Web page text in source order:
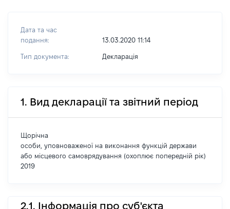
Дата та час
подання:
13.03.2020 11:14
Тип документа: Декларація
1. Вид декларації та звітний період
Щорічна
особи, уповноваженої на виконання функцій держави
або місцевого самоврядування (охоплює попередній рік)
2019
2.1. Інформація про суб'єкта